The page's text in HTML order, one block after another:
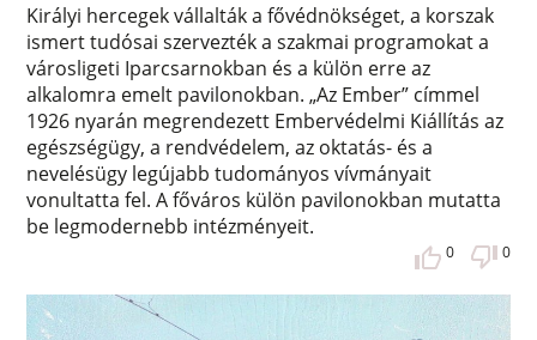
Királyi hercegek vállalták a fővédnökséget, a korszak
ismert tudósai szervezték a szakmai programokat a
városligeti Iparcsarnokban és a külön erre az
alkalomra emelt pavilonokban. „Az Ember” címmel
1926 nyarán megrendezett Embervédelmi Kiállítás az
egészségügy, a rendvédelem, az oktatás- és a
nevelésügy legújabb tudományos vívmányait
vonultatta fel. A főváros külön pavilonokban mutatta
be legmodernebb intézményeit.
0 0